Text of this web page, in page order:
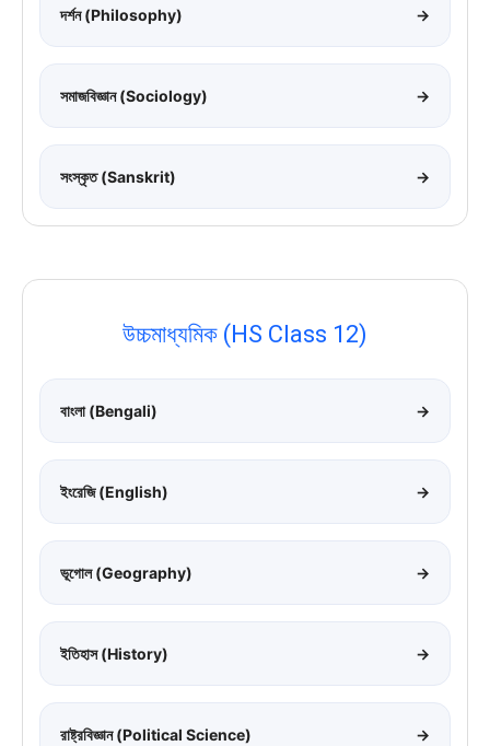
দর্শন (Philosophy) →
সমাজবিজ্ঞান (Sociology) →
সংস্কৃত (Sanskrit) →
উচ্চমাধ্যমিক (HS Class 12)
বাংলা (Bengali) →
ইংরেজি (English) →
ভূগোল (Geography) →
ইতিহাস (History) →
রাষ্ট্রবিজ্ঞান (Political Science) →